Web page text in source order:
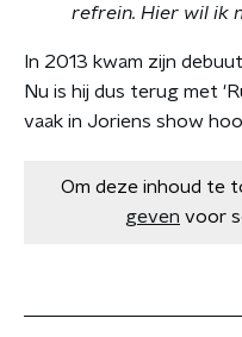
refrein. Hier wil ik
In 2013 kwam zijn
Nu is hij dus terug met
vaak in Joriens show
Om deze inhoud te
geven voor